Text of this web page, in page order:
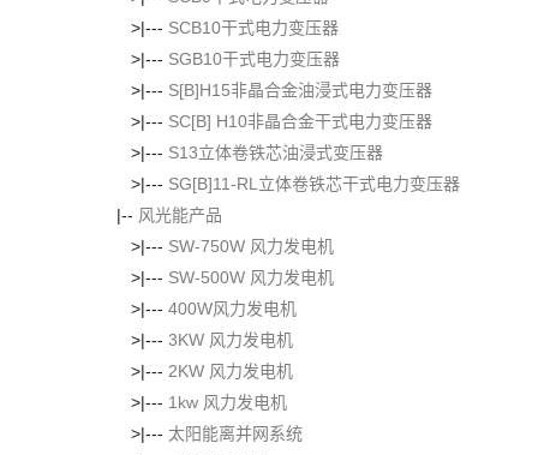
>|--- SCB10干式电力变压器
>|--- SGB10干式电力变压器
>|--- S[B]H15非晶合金油浸式电力变压器
>|--- SC[B] H10非晶合金干式电力变压器
>|--- S13立体卷铁芯油浸式变压器
>|--- SG[B]11-RL立体卷铁芯干式电力变压器
|-- 风光能产品
>|--- SW-750W 风力发电机
>|--- SW-500W 风力发电机
>|--- 400W风力发电机
>|--- 3KW 风力发电机
>|--- 2KW 风力发电机
>|--- 1kw 风力发电机
>|--- 太阳能离并网系统